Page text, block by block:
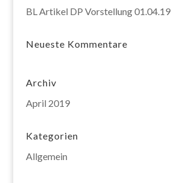
BL Artikel DP Vorstellung 01.04.19
Neueste Kommentare
Archiv
April 2019
Kategorien
Allgemein